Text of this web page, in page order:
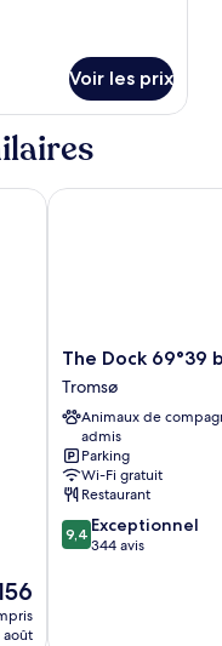
Voir les prix
août
The
Dock
69°39
by
Scandic
Tromsø
The Dock 69°39
Tromsø
Animaux de
admis
Parking
Wi-Fi gratuit
Restaurant
9.4
sur
9,4 Exceptionnel
344 avis
The Dock 69°39 by